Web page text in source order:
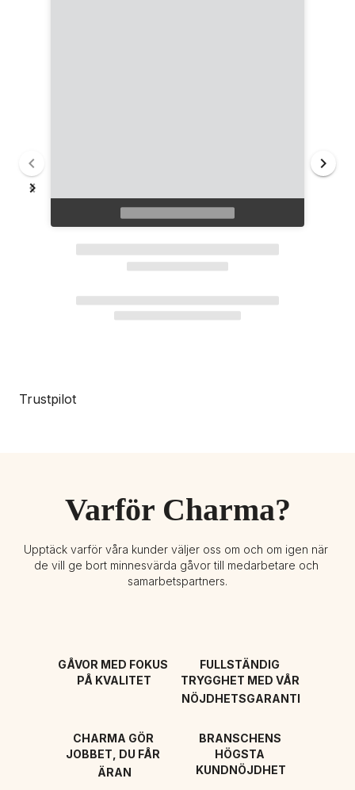
Trustpilot
Varför Charma?
Upptäck varför våra kunder väljer oss om och om igen när
de vill ge bort minnesvärda gåvor till medarbetare och
samarbetspartners.
GÅVOR MED FOKUS
PÅ KVALITET
FULLSTÄNDIG
TRYGGHET MED VÅR
NÖJDHETSGARANTI
CHARMA GÖR
JOBBET, DU FÅR
ÄRAN
BRANSCHENS
HÖGSTA
KUNDNÖJDHET